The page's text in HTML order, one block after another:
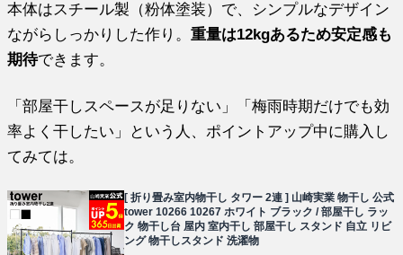
本体はスチール製（粉体塗装）で、シンプルなデザイン
ながらしっかりした作り。重量は12kgあるため安定感も
期待できます。
「部屋干しスペースが足りない」「梅雨時期だけでも効
率よく干したい」という人、ポイントアップ中に購入し
てみては。
[ 折り畳み室内物干し タワー 2連 ] 山崎実業 物干し 公式
tower 10266 10267 ホワイト ブラック / 部屋干し ラッ
ク 物干し台 屋内 室内干し 部屋干し スタンド 自立 リビ
ング 物干しスタンド 洗濯物